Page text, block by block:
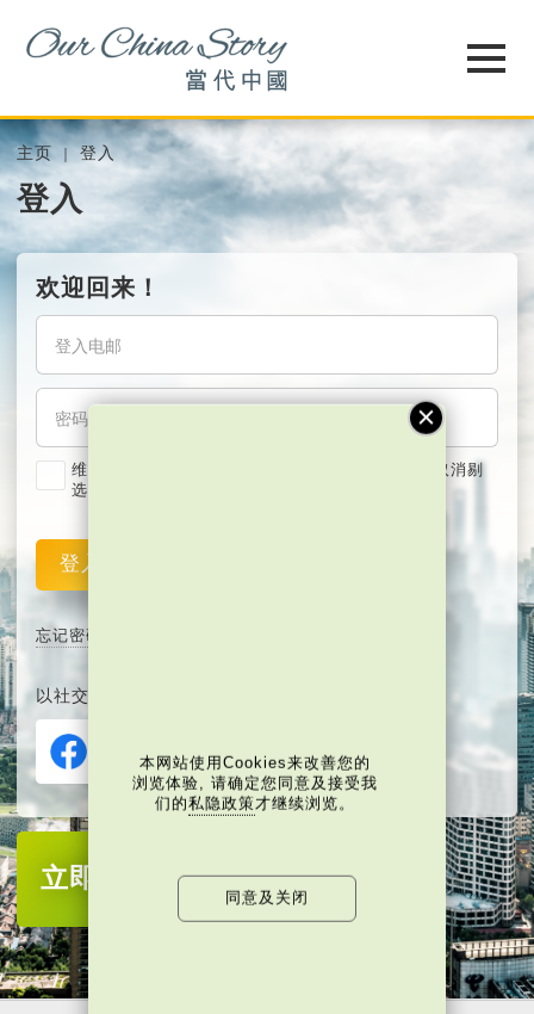
主页 登入
登入
欢迎回来！
维持我的登入状态两星期 (若使用共用电脑，紧记取消剔
选)
登入
忘记密码
以社交媒体平台注册或登入∶
立即注册 成为当代中国会员
本网站使用Cookies来改善您的
浏览体验, 请确定您同意及接受我
们的私隐政策才继续浏览。
同意及关闭